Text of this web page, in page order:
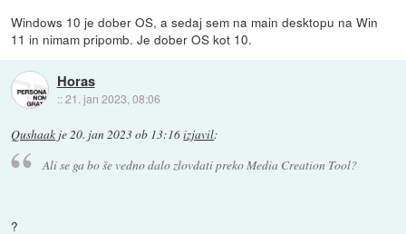
Windows 10 je dober OS, a sedaj sem na main desktopu na Win
11 in nimam pripomb. Je dober OS kot 10.
Horas
::21. jan 2023, 08:06
Qushaak je20. jan 2023 ob 13:16izjavil:
Ali se ga bo še vedno dalo zlovdati preko Media Creation Tool?
?